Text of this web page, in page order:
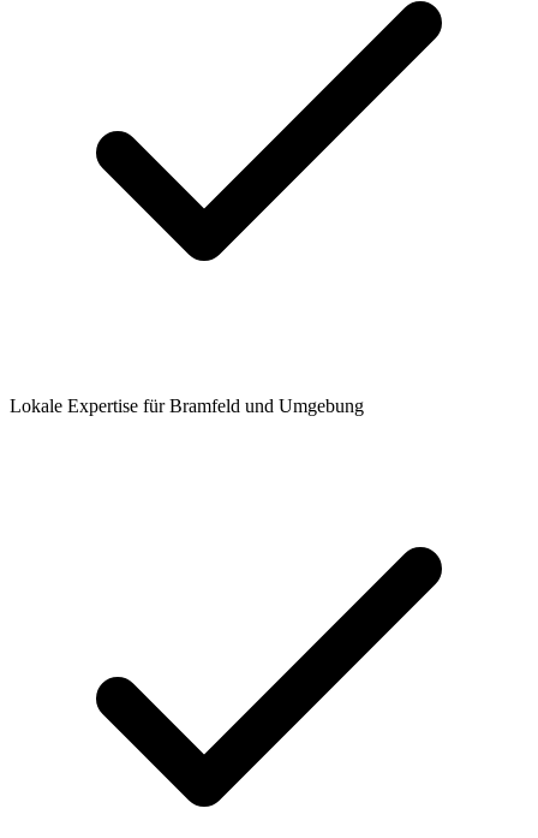
Lokale Expertise für Bramfeld und Umgebung